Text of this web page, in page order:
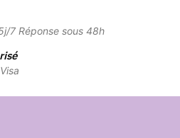
7 Réponse sous 48h